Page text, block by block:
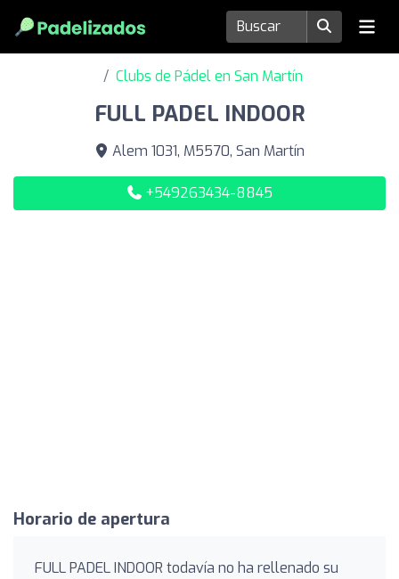
Clubs de Pádel en San Martín
FULL PADEL INDOOR
Alem 1031, M5570, San Martín
+549263434-8845
Horario de apertura
FULL PADEL INDOOR todavía no ha rellenado su